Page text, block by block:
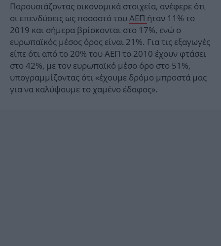
Παρουσιάζοντας οικονομικά στοιχεία, ανέφερε ότι
οι επενδύσεις ως ποσοστό τουΑΕΠ ήταν 11% το
2019 και σήμερα βρίσκονται στο 17%, ενώ ο
ευρωπαϊκός μέσος όρος είναι 21%. Για τις εξαγωγές
είπε ότι από το 20% του ΑΕΠ το 2010 έχουν φτάσει
στο 42%, με τον ευρωπαϊκό μέσο όρο στο 51%,
υπογραμμίζοντας ότι «έχουμε δρόμο μπροστά μας
για να καλύψουμε το χαμένο έδαφος».